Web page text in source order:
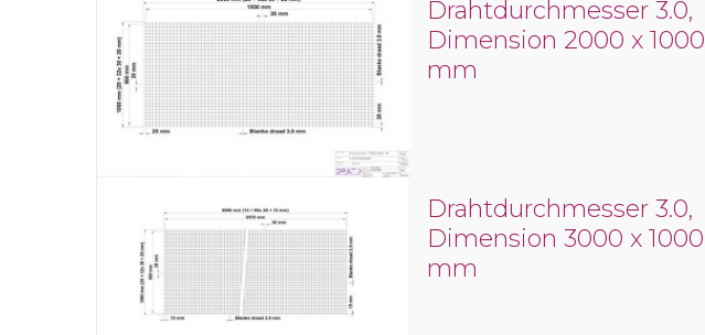
Drahtdurchmesser 3.0,
Dimension 2000 x 1000
mm
Drahtdurchmesser 3.0,
Dimension 3000 x 1000
mm